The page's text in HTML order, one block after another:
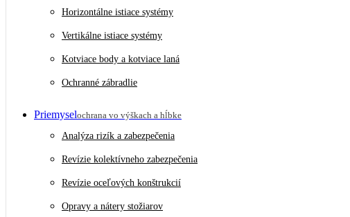
Horizontálne istiace systémy
Vertikálne istiace systémy
Kotviace body a kotviace laná
Ochranné zábradlie
Priemyselochrana vo výškach a hĺbke
Analýza rizík a zabezpečenia
Revízie kolektívneho zabezpečenia
Revízie oceľových konštrukcií
Opravy a nátery stožiarov